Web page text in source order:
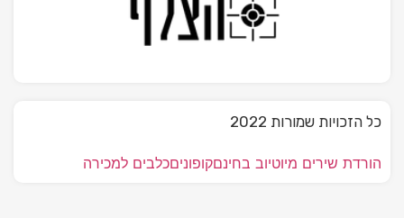
כל הזכויות שמורות 2022
הורדת שירים מיוטיוב בחינםקופוניםכלבים למכירה